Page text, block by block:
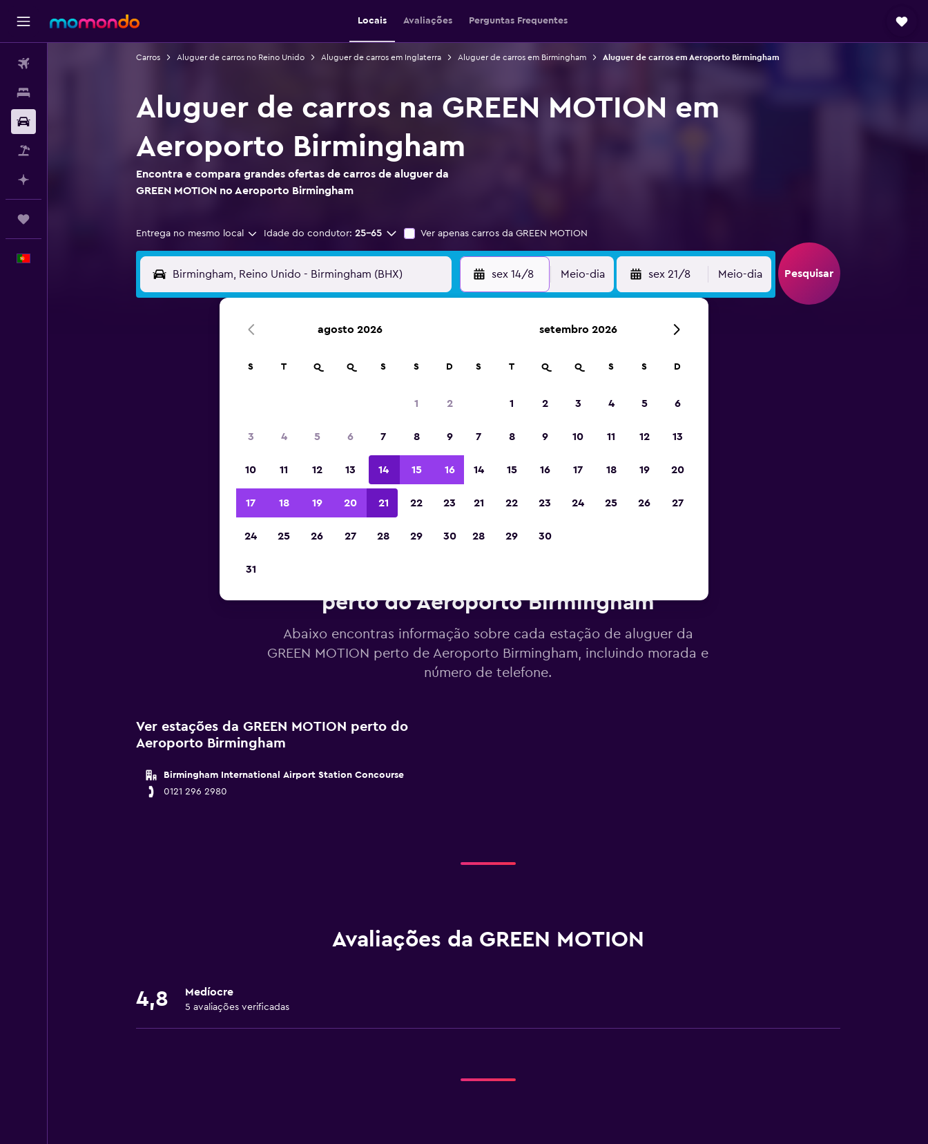
Locais Avaliações Perguntas Frequentes
Carros Aluguer de carros no Reino Unido Aluguer de carros em Inglaterra Aluguer de carros em Birmingham Aluguer de carros em Aeroporto Birmingham
Aluguer de carros na GREEN MOTION em
Aeroporto Birmingham
Encontra e compara grandes ofertas de carros de aluguer da
GREEN MOTION no Aeroporto Birmingham
Entrega no mesmo local Idade do condutor: 25-65 Ver apenas carros da GREEN MOTION
sex 14/8 Meio-dia sex 21/8 Meio-dia Pesquisar
de 2023
perto do Aeroporto Birmingham
Abaixo encontras informação sobre cada estação de aluguer da
GREEN MOTION perto de Aeroporto Birmingham, incluindo morada e
número de telefone.
Ver estações da GREEN MOTION perto do
Aeroporto Birmingham
Birmingham International Airport Station Concourse
0121 296 2980
Avaliações da GREEN MOTION
4,8 Medíocre
5 avaliações verificadas
agosto 2026
S T Q Q S S D
1 2
3 4 5 6 7 8 9
10 11 12 13 14 15 16
17 18 19 20 21 22 23
24 25 26 27 28 29 30
31
setembro 2026
S T Q Q S S D
1 2 3 4 5 6
7 8 9 10 11 12 13
14 15 16 17 18 19 20
21 22 23 24 25 26 27
28 29 30